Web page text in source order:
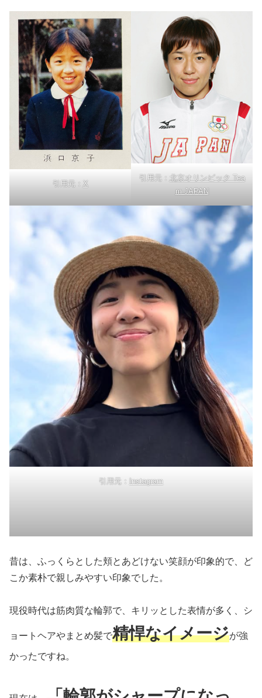
引用元： X
引用元：北京オリンピック Tea
m JAPAN
引用元： Instagram
昔は、ふっくらとした頬とあどけない笑顔が印象的で、ど
こか素朴で親しみやすい印象でした。
現役時代は筋肉質な輪郭で、キリッとした表情が多く、シ
ョートヘアやまとめ髪で精悍なイメージが強
かったですね。